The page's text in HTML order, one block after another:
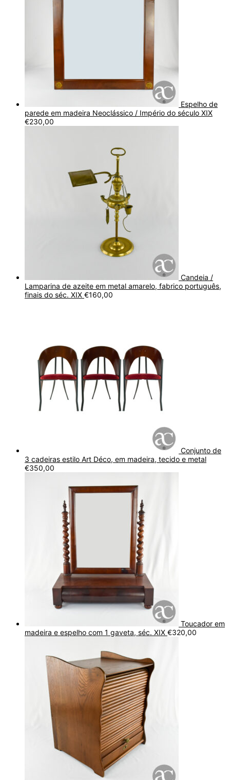
Espelho de
parede em madeira Neoclássico / Império do século XIX
€230,00
Candeia /
Lamparina de azeite em metal amarelo, fabrico português,
finais do séc. XIX €160,00
Conjunto de
3 cadeiras estilo Art Déco, em madeira, tecido e metal
€350,00
Toucador em
madeira e espelho com 1 gaveta, séc. XIX €320,00